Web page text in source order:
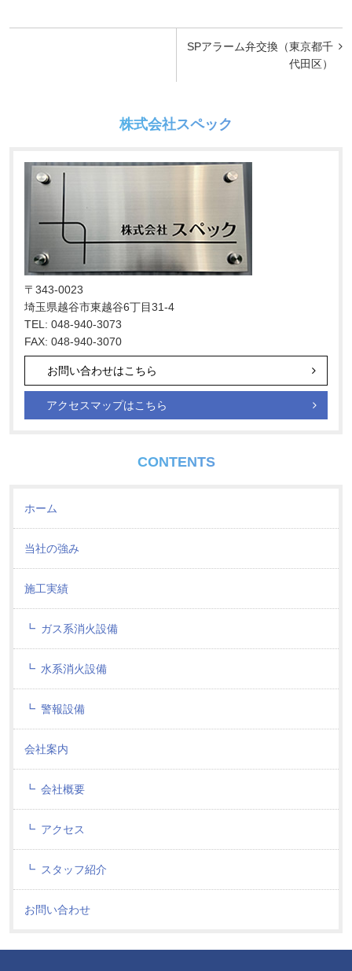
SPアラーム弁交換（東京都千
代田区）
株式会社スペック
〒343-0023
埼玉県越谷市東越谷6丁目31-4
TEL: 048-940-3073
FAX: 048-940-3070
お問い合わせはこちら
アクセスマップはこちら
CONTENTS
ホーム
当社の強み
施工実績
ガス系消火設備
水系消火設備
警報設備
会社案内
会社概要
アクセス
スタッフ紹介
お問い合わせ